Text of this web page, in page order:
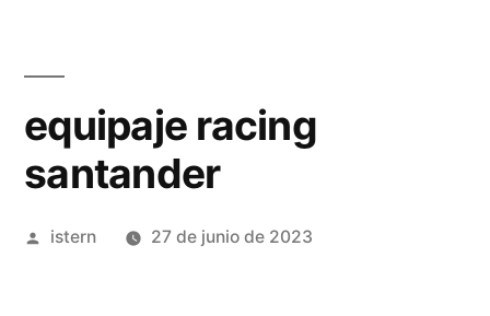
equipaje racing
santander
Publicado
istern 27 de junio de 2023